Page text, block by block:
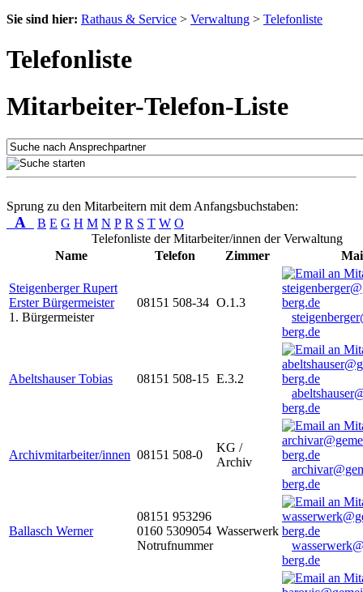
Sie sind hier: Rathaus & Service > Verwaltung > Telefonliste
Telefonliste
Mitarbeiter-Telefon-Liste
Sprung zu den Mitarbeitern mit dem Anfangsbuchstaben:
A B E G H M N P R S T W O
Telefonliste der Mitarbeiter/innen der Verwaltung
Name
Telefon Zimmer
Steigenberger Rupert
Erster Bürgermeister
1. Bürgermeister
08151 508-34 O.1.3
berg.de
Abeltshauser Tobias 08151 508-15 E.3.2
berg.de
Archivmitarbeiter/innen 08151 508-0
KG /
Archiv
berg.de
Ballasch Werner
08151 953296
0160 5309054
Notrufnummer
Wasserwerk
berg.de